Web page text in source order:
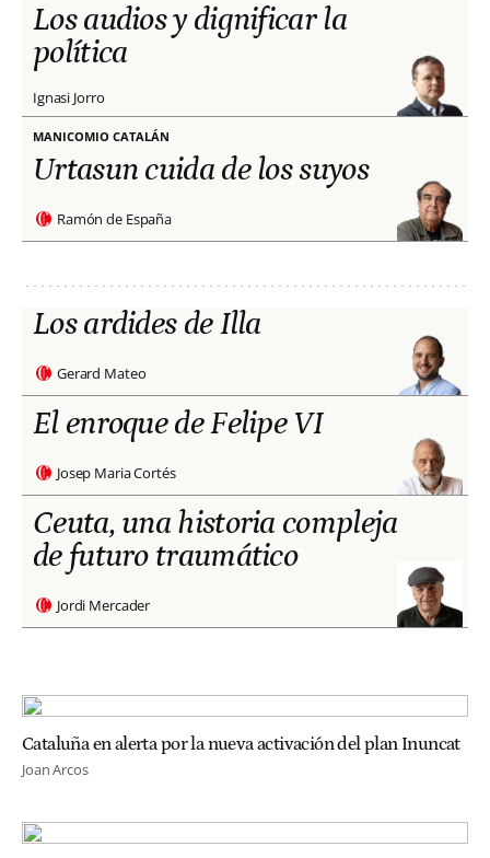
Los audios y dignificar la
política
Ignasi Jorro
MANICOMIO CATALÁN
Urtasun cuida de los suyos
Ramón de España
Los ardides de Illa
Gerard Mateo
El enroque de Felipe VI
Josep Maria Cortés
Ceuta, una historia compleja
de futuro traumático
Jordi Mercader
Cataluña en alerta por la nueva activación del plan Inuncat
Joan Arcos